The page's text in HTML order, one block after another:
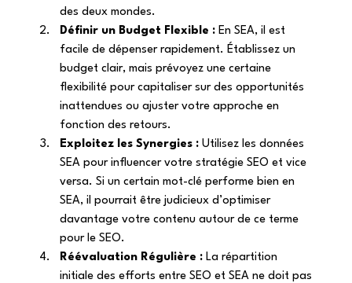
des deux mondes.
Définir un Budget Flexible : En SEA, il est
facile de dépenser rapidement. Établissez un
budget clair, mais prévoyez une certaine
flexibilité pour capitaliser sur des opportunités
inattendues ou ajuster votre approche en
fonction des retours.
Exploitez les Synergies : Utilisez les données
SEA pour influencer votre stratégie SEO et vice
versa. Si un certain mot-clé performe bien en
SEA, il pourrait être judicieux d’optimiser
davantage votre contenu autour de ce terme
pour le SEO.
Réévaluation Régulière : La répartition
initiale des efforts entre SEO et SEA ne doit pas